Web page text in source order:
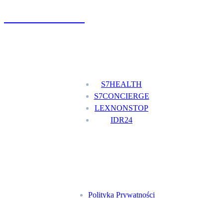
S7HEALTH
S7CONCIERGE
LEXNONSTOP
IDR24
Polityka Prywatności